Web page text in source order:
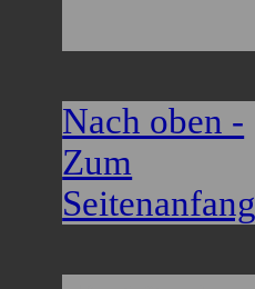
Nach oben -
Zum
Seitenanfang